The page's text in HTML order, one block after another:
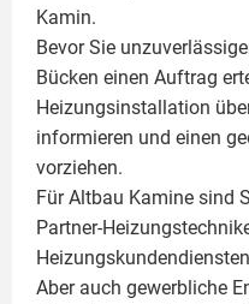
Kamin.
Bevor Sie
Bücken einen Auftrag
Heizungsinstallation
informieren und einen
vorziehen.
Für Altbau Kamine sind
Partner-
Aber auch gewerbliche